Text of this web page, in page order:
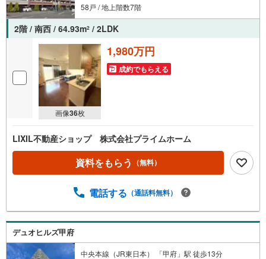
58戸 / 地上階数7階
2階 / 南西 / 64.93m2 / 2LDK
画像36枚
1,980万円
成約でもらえる
LIXIL不動産ショップ 株式会社プライムホーム
資料をもらう （無料）
電話する （通話料無料）
デュオヒルズ甲府
中央本線（JR東日本） 「甲府」駅 徒歩13分